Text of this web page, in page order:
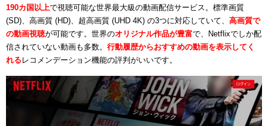
190カ国以上で視聴可能な世界最大級の動画配信サービス。標準画質
(SD)、高画質 (HD)、超高画質 (UHD 4K) の3つに対応していて、 高画質で
の動画視聴が可能です。世界のオリジナル作品が豊富で、Netflixでしか配
信されていない動画も多数。 行動履歴からおすすめの動画を表示してく
れる レコメンデーション機能の評判がいいです。